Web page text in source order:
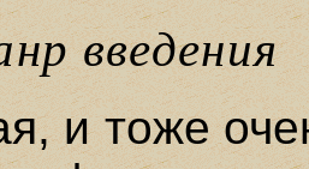
введения
и тоже